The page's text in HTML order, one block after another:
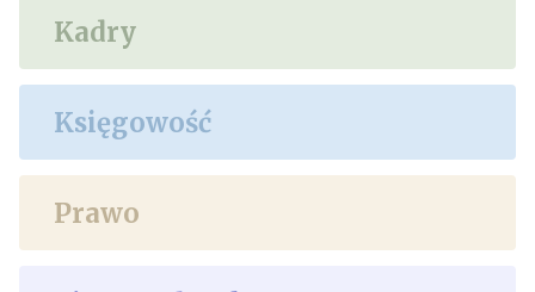
Kadry
Księgowość
Prawo